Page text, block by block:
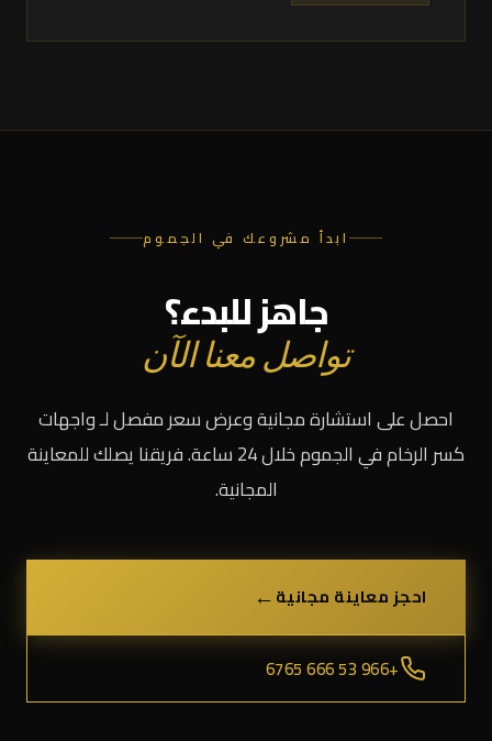
ابدأ مشروعك في الجموم
جاهز للبدء؟
تواصل معنا الآن
احصل على استشارة مجانية وعرض سعر مفصل لـ واجهات
كسر الرخام في الجموم خلال 24 ساعة. فريقنا يصلك للمعاينة
المجانية.
احجز معاينة مجانية←
+966 53 666 6765